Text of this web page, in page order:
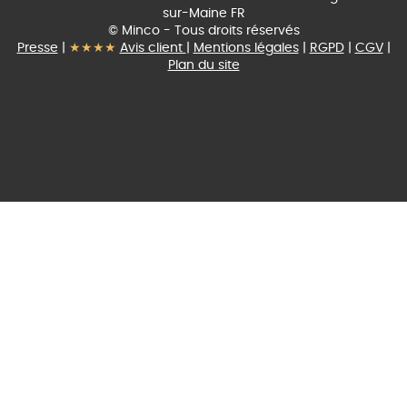
sur-Maine FR
© Minco - Tous droits réservés
Presse
★★★★ Avis client Mentions légales| RGPD| CGV|
Plan du site